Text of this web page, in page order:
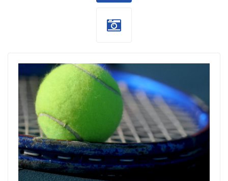
humanitarni-
turnir-tenis.jpg